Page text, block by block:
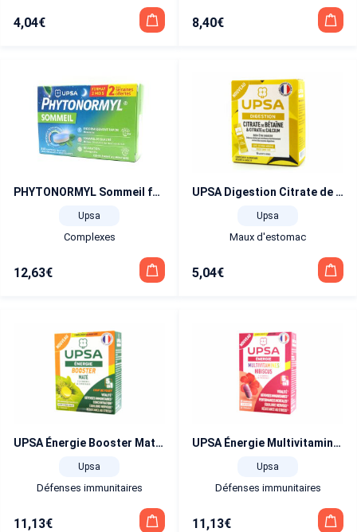
4,04€ 8,40€
PHYTONORMYL Sommeil format 2 mois 60 comprimés
Upsa
Complexes
12,63€
UPSA Digestion Citrate de Bétaïne 400 mg et Citrate de Calcium 120 mg citron-menthe 10 sachets-doses
Upsa
Maux d'estomac
5,04€
UPSA Énergie Booster Maté 9 vitamines et 2 mineraux 20 comprimés goût citron maté
Upsa
Défenses immunitaires
11,13€
UPSA Énergie Multivitamines Hibiscus 9 vitamines et 2 minéraux 30 comprimés à avaler
Upsa
Défenses immunitaires
11,13€